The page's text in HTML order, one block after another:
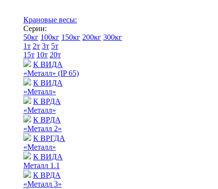
Крановые весы:
Серии:
50кг 100кг 150кг 200кг 300кг
1т 2т 3т 5т
15т 10т 20т
К ВИДА
«Металл» (IP 65)
К ВИДА
«Металл»
К ВРДА
«Металл»
К ВРДА
«Металл 2»
К ВРГДА
«Металл»
К ВИДА
Металл 1.1
К ВРДА
«Металл 3»